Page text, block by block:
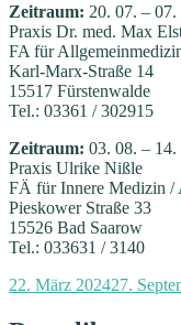
Zeitraum: 20. 07. –
Praxis Dr. med. Max
FA für
Karl-Marx-Straße 14
15517 Fürstenwalde
Tel.: 03361 / 302915
Zeitraum: 03. 08. – 14.
Praxis Ulrike Nißle
FÄ für Innere Medizin /
Pieskower Straße 33
15526 Bad Saarow
Tel.: 033631 / 3140
Veröffentlicht
22. März 202427.